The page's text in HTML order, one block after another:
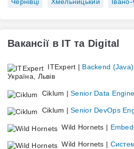
Вакансії в IT та Digital
ITExpert | Backend
Україна, Львів
Ciklum |Senior Data
Ciklum |Senior DevOps
Wild Hornets |
Wild Hornets |